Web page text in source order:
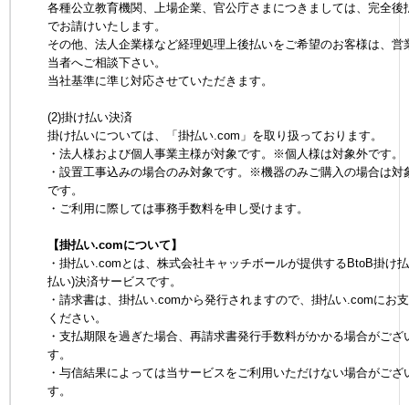
各種公立教育機関、上場企業、官公庁さまにつきましては、完全後
でお請けいたします。
その他、法人企業様など経理処理上後払いをご希望のお客様は、営
当者へご相談下さい。
当社基準に準じ対応させていただきます。
(2)掛け払い決済
掛け払いについては、「掛払い.com」を取り扱っております。
・法人様および個人事業主様が対象です。※個人様は対象外です。
・設置工事込みの場合のみ対象です。※機器のみご購入の場合は対
です。
・ご利用に際しては事務手数料を申し受けます。
【掛払い.comについて】
・掛払い.comとは、株式会社キャッチボールが提供するBtoB掛け
払い)決済サービスです。
・請求書は、掛払い.comから発行されますので、掛払い.comにお
ください。
・支払期限を過ぎた場合、再請求書発行手数料がかかる場合がござ
す。
・与信結果によっては当サービスをご利用いただけない場合がござ
す。